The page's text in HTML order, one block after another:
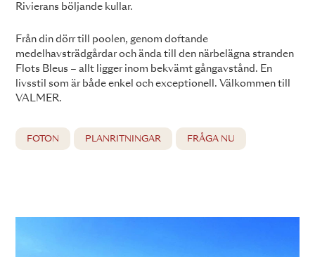
Rivierans böljande kullar.
Från din dörr till poolen, genom doftande
medelhavsträdgårdar och ända till den närbelägna stranden
Flots Bleus – allt ligger inom bekvämt gångavstånd. En
livsstil som är både enkel och exceptionell. Välkommen till
VALMER.
FOTON PLANRITNINGAR FRÅGA NU